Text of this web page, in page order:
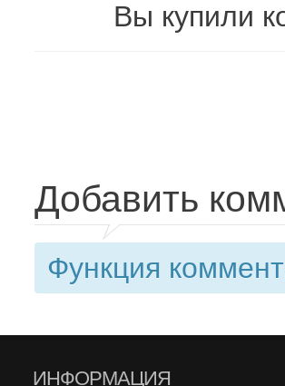
Вы купили
Добавить
Функция
ИНФОРМАЦИЯ